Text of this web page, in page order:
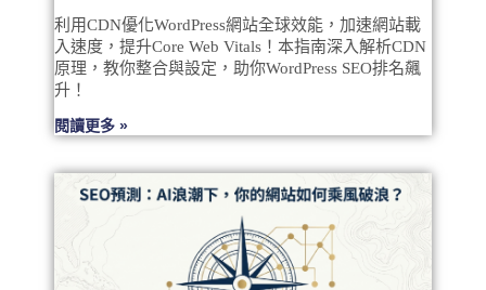
利用CDN優化WordPress網站全球效能，加速網站載
入速度，提升Core Web Vitals！本指南深入解析CDN
原理，教你整合與設定，助你WordPress SEO排名飆
升！
閱讀更多 »